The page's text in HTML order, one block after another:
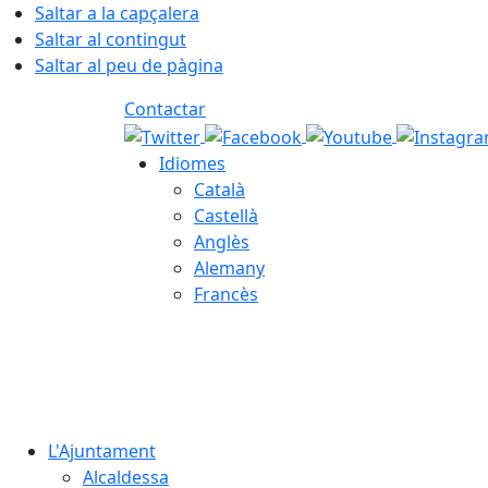
Saltar a la capçalera
Saltar al contingut
Saltar al peu de pàgina
Contactar
Idiomes
Català
Castellà
Anglès
Alemany
Francès
L'Ajuntament
Alcaldessa